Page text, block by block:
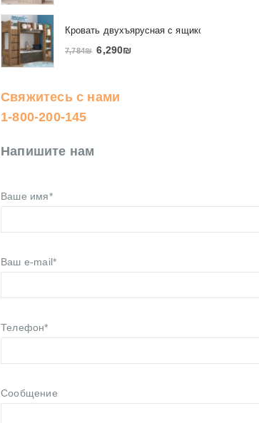
Кровать двухъярусная с ящиком и
7,784₪ 6,290₪
Свяжитесь с нами
1-800-200-145
Напишите нам
Ваше имя*
Ваш e-mail*
Телефон*
Сообщение